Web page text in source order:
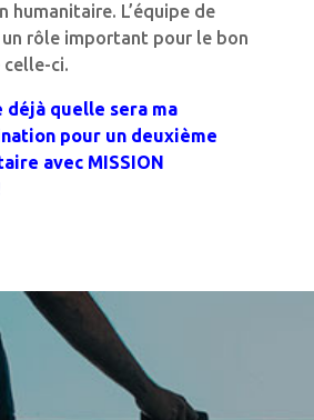
humanitaire. L’équipe de
un rôle important pour le bon
ci.
déjà quelle sera ma
pour un deuxième
avec MISSION